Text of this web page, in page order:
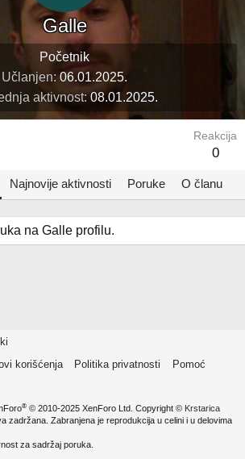
Galle
Početnik
Učlanjen 06.01.2025.
aktivnost 08.01.2025.
Reakcija
0
Najnovije aktivnosti Poruke O članu
na Galle profilu.
korišćenja Politika privatnosti
Pomoć
® © 2010-2025 XenForo Ltd. Copyright © Krstarica
zadržana. Zabranjena je reprodukcija u celini i u delovima
za sadržaj poruka.